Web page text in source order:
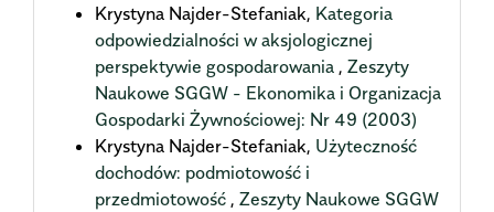
Krystyna Najder-Stefaniak, Kategoria
odpowiedzialności w aksjologicznej
perspektywie gospodarowania , Zeszyty
Naukowe SGGW - Ekonomika i Organizacja
Gospodarki Żywnościowej: Nr 49 (2003)
Krystyna Najder-Stefaniak, Użyteczność
dochodów: podmiotowość i
przedmiotowość , Zeszyty Naukowe SGGW